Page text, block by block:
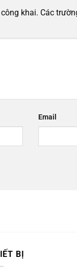
khai. Các
Email
BỊ